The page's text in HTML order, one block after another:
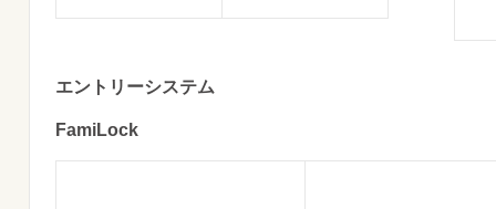
エントリーシステム
FamiLock